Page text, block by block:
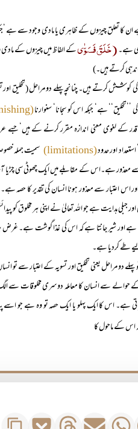
تعلق چیزوں کے ظاہری یا مادی وجود سے ہے
ہے۔(خَلَقَ فَسَوّٰیکے الفاظ میں چیزوں کے مادی
کرتے ہیں۔)
کرتے ہیں۔ چنانچہ پہلے دو مراحل (تخلیق اور
ہے‘ جبکہ اس کو سجانا‘ سنوارنا(finishing)
قدر کے لغوی معنی اندازہ مقرر کرنے کے ہیں‘
اور حدود(limitations)
سمیت جملہ
سے معذور ہے۔اس کے مقابلے میں ایک چھوٹی سی چڑیا
اور اس اعتبار سے معذور ہونا انسان کی تقدیر کا حصہ
ہدایت ہے جو اللہ تعالیٰ نے اپنی ہر مخلوق کو
اور شیر جانتا ہے کہ اس کی غذا گوشت ہے۔ غرض
طے کردیا ہے۔
یعنی تخلیق اور تسویہ کے اعتبار سے تو
کے حوالے سے انسان کا معاملہ دوسری مخلوقات
ہے۔ اس کا ایک پہلو یا ایک حصہ تو وہ ہے جو اسے
اس کے ماحول کا